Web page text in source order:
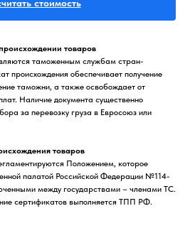
стоимость
товаров
таможенным службам стран-
происхождения обеспечивает получение
таможни, а также освобождает от
Наличие документа существенно
за перевозку груза в Евросоюз или
товаров
Положением, которое
палатой Российской Федерации №114-
между государствами – членами ТС.
сертификатов выполняется ТПП РФ.